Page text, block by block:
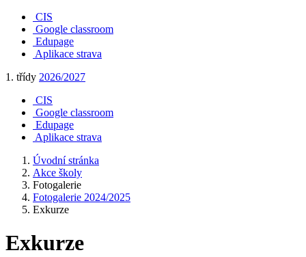
CIS
Google classroom
Edupage
Aplikace strava
1. třídy 2026/2027
CIS
Google classroom
Edupage
Aplikace strava
Úvodní stránka
Akce školy
Fotogalerie
Fotogalerie 2024/2025
Exkurze
Exkurze